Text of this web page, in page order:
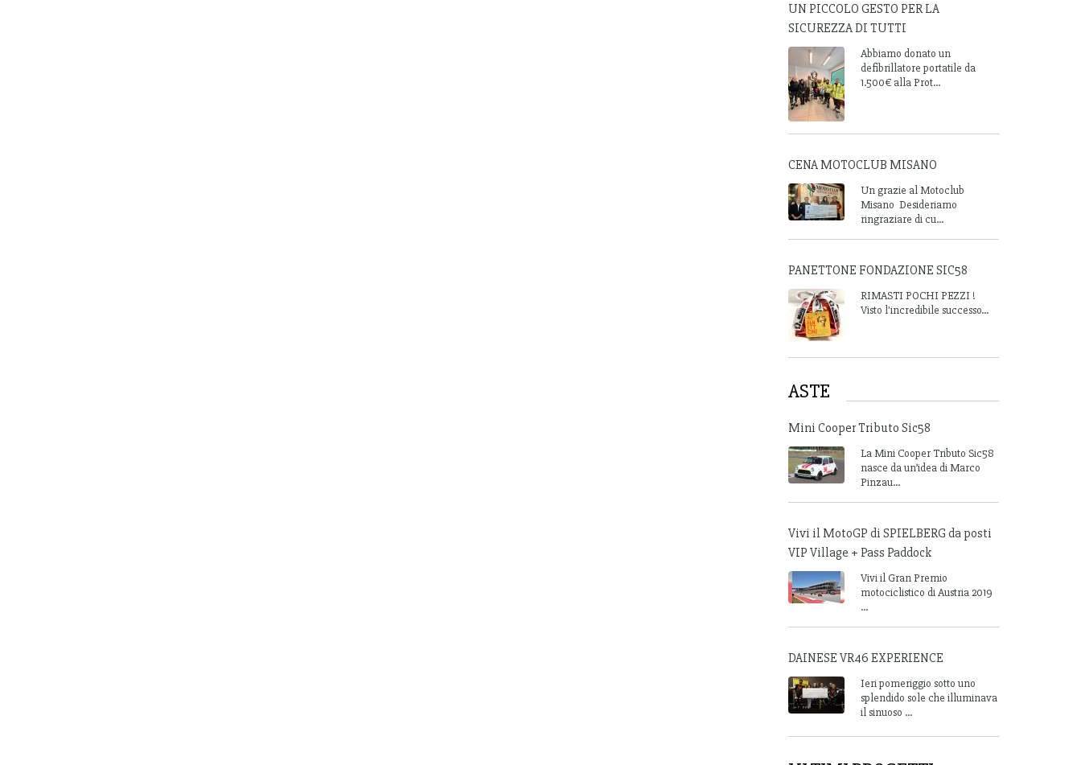
UN PICCOLO GESTO PER LA
SICUREZZA DI TUTTI
Abbiamo donato un
defibrillatore portatile da
1.500€ alla Prot...
CENA MOTOCLUB MISANO
Un grazie al Motoclub
Misano Desideriamo
ringraziare di cu...
PANETTONE FONDAZIONE SIC58
RIMASTI POCHI PEZZI !
Visto l'incredibile successo...
ASTE
Mini Cooper Tributo Sic58
La Mini Cooper Tributo Sic58
nasce da un’idea di Marco
Pinzau...
Vivi il MotoGP di SPIELBERG da posti
VIP Village + Pass Paddock
Vivi il Gran Premio
motociclistico di Austria 2019
...
DAINESE VR46 EXPERIENCE
Ieri pomeriggio sotto uno
splendido sole che illuminava
il sinuoso ...